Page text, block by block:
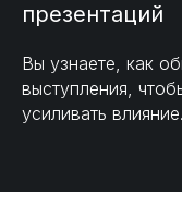
презентаций
Вы узнаете, как
выступления,
усиливать влияние.